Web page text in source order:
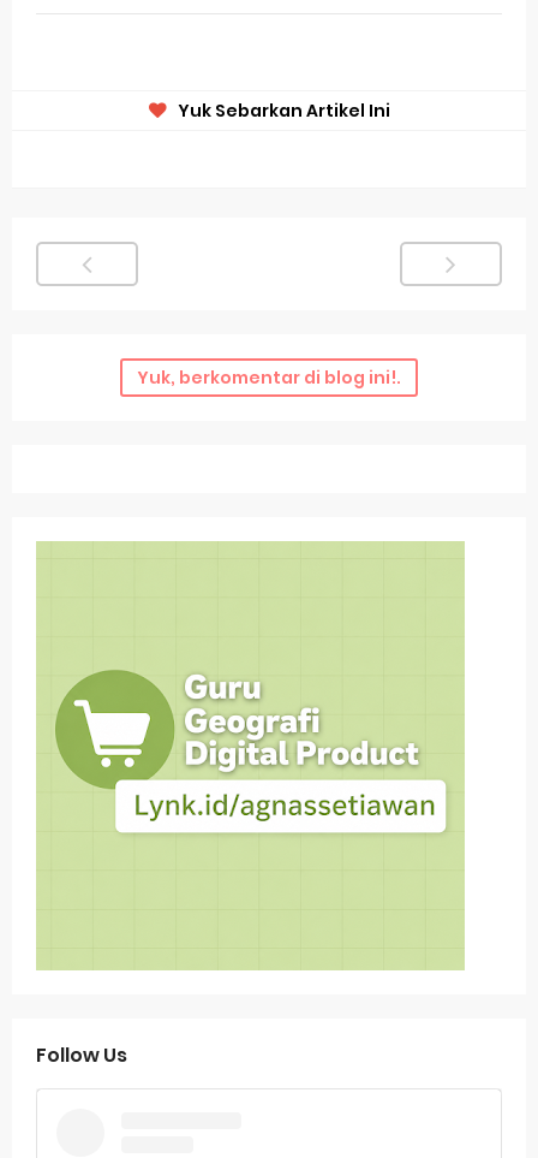
Yuk Sebarkan Artikel Ini
Yuk, berkomentar di blog ini!.
Follow Us